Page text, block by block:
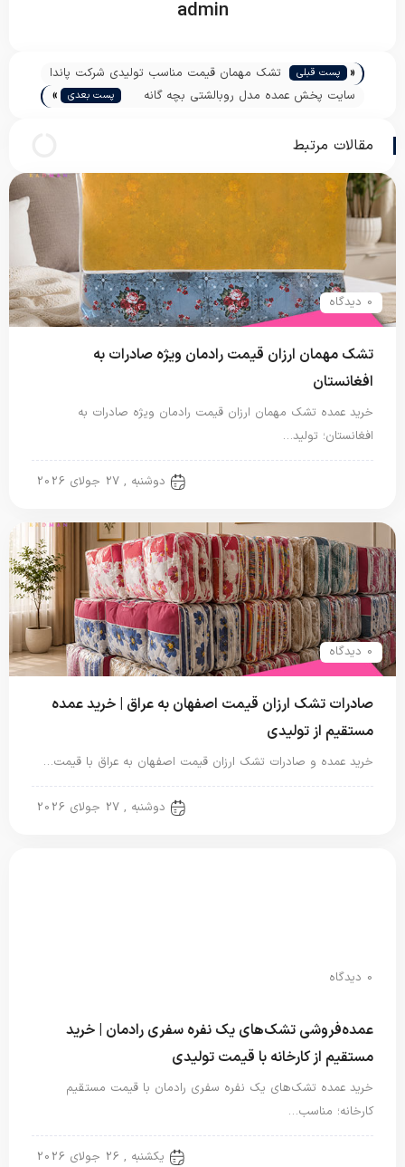
admin
« پست قبلی
تشک مهمان قیمت مناسب تولیدی شرکت پاندا
سایت پخش عمده مدل روبالشتی بچه گانه
پست بعدی »
مقالات مرتبط
0 دیدگاه
تشک مهمان ارزان قیمت رادمان ویژه صادرات به
افغانستان
خرید عمده تشک مهمان ارزان قیمت رادمان ویژه صادرات به
افغانستان؛ تولید…
دوشنبه , 27 جولای 2026
0 دیدگاه
صادرات تشک ارزان قیمت اصفهان به عراق | خرید عمده
مستقیم از تولیدی
خرید عمده و صادرات تشک ارزان قیمت اصفهان به عراق با قیمت…
دوشنبه , 27 جولای 2026
0 دیدگاه
عمده‌فروشی تشک‌های یک نفره سفری رادمان | خرید
مستقیم از کارخانه با قیمت تولیدی
خرید عمده تشک‌های یک نفره سفری رادمان با قیمت مستقیم
کارخانه؛ مناسب…
یکشنبه , 26 جولای 2026